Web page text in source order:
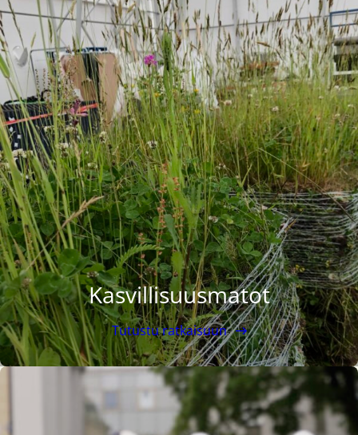
Kasvillisuusmatot
Tutustu ratkaisuun